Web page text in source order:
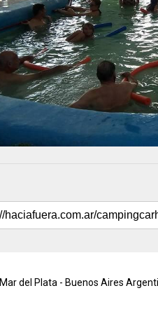
Mar del Plata - Buenos Aires